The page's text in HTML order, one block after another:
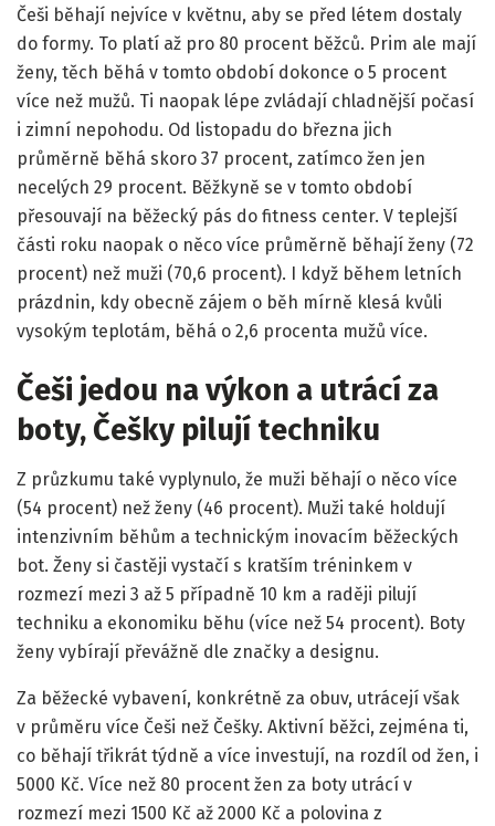
Češi běhají nejvíce v květnu, aby se před létem dostaly
do formy. To platí až pro 80 procent běžců. Prim ale mají
ženy, těch běhá v tomto období dokonce o 5 procent
více než mužů. Ti naopak lépe zvládají chladnější počasí
i zimní nepohodu. Od listopadu do března jich
průměrně běhá skoro 37 procent, zatímco žen jen
necelých 29 procent. Běžkyně se v tomto období
přesouvají na běžecký pás do fitness center. V teplejší
části roku naopak o něco více průměrně běhají ženy (72
procent) než muži (70,6 procent). I když během letních
prázdnin, kdy obecně zájem o běh mírně klesá kvůli
vysokým teplotám, běhá o 2,6 procenta mužů více.
Češi jedou na výkon a utrácí za
boty, Češky pilují techniku
Z průzkumu také vyplynulo, že muži běhají o něco více
(54 procent) než ženy (46 procent). Muži také holdují
intenzivním běhům a technickým inovacím běžeckých
bot. Ženy si častěji vystačí s kratším tréninkem v
rozmezí mezi 3 až 5 případně 10 km a raději pilují
techniku a ekonomiku běhu (více než 54 procent). Boty
ženy vybírají převážně dle značky a designu.
Za běžecké vybavení, konkrétně za obuv, utrácejí však
v průměru více Češi než Češky. Aktivní běžci, zejména ti,
co běhají třikrát týdně a více investují, na rozdíl od žen, i
5000 Kč. Více než 80 procent žen za boty utrácí v
rozmezí mezi 1500 Kč až 2000 Kč a polovina z